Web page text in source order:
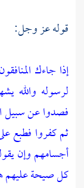
قوله عز وجل:
إذا جاءك
لرسوله والله
فصدوا عن سبيل
ثم كفروا فطبع
أجسامهم وإن
كل صيحة عليهم